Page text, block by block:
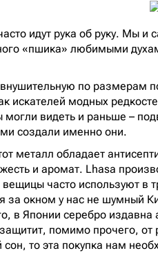
идут рука об руку. Мы и
«пшика» любимыми
по размерам
искателей модных
видеть и раньше –
создали именно они.
металл обладает
и аромат. Lhasa
часто используют в
окном у нас не шумный
в Японии серебро издавна
помимо прочего, от
то эта покупка нам